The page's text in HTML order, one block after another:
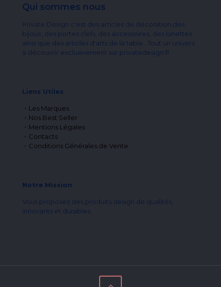
Qui sommes nous
Private Design c'est des articles de décoration,des
bijoux, des portes clefs, des accessoires, des lunettes
ainsi que des articles d'arts de la table...Tout un univers
à découvrir exclusivement sur privatedesign.fr
Liens Utiles
Les Marques
Nos Best Seller
Mentions Légales
Contacts
Conditions Générales de Vente
Notre Mission
Vous proposez des produits design de qualités,
innovants et durables.